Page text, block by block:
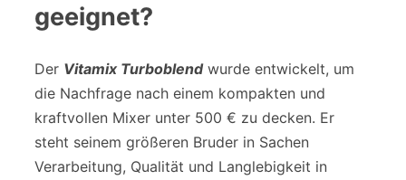
geeignet?
Der Vitamix Turboblendwurde entwickelt, um
die Nachfrage nach einem kompakten und
kraftvollen Mixer unter 500 € zu decken. Er
steht seinem größeren Bruder in Sachen
Verarbeitung, Qualität und Langlebigkeit in